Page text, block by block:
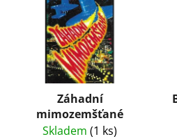
Záhadní
mimozemšťané
Skladem (1 ks)